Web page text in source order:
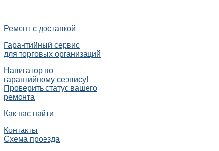
Ремонт с доставкой
Гарантийный сервис
для торговых организаций
Навигатор по
гарантийному сервису!
Проверить статус вашего
ремонта
Как нас найти
Контакты
Схема проезда